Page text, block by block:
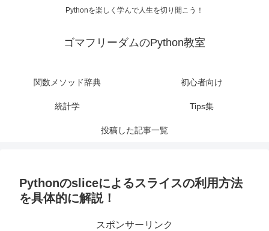
Pythonを楽しく学んで人生を切り開こう！
ゴマフリーダムのPython教室
関数メソッド辞典 初心者向け
統計学 Tips集
投稿した記事一覧
Pythonのsliceによるスライスの利用方法
を具体的に解説！
スポンサーリンク